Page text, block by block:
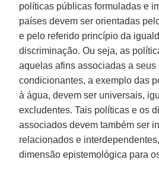
políticas públicas formuladas e
países devem ser orientadas
e pelo referido princípio da
discriminação. Ou seja, as
aquelas afins associadas a seus
condicionantes, a exemplo das
à água, devem ser universais,
excludentes. Tais políticas e os
associados devem também ser
relacionados e
dimensão epistemológica para